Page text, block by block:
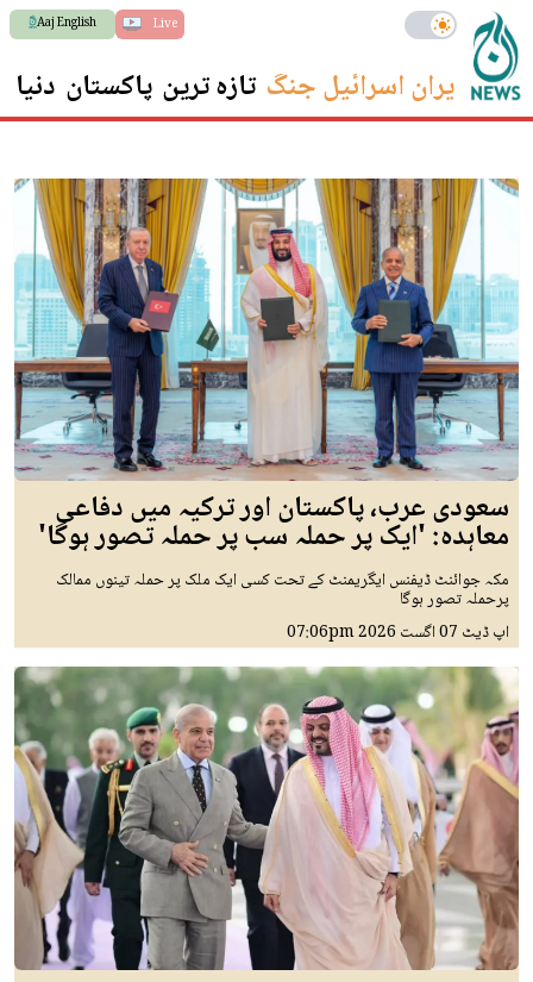
Live
Aaj English
ایران اسرائیل جنگ تازہ ترین پاکستان دنیا
سعودی عرب، پاکستان اور ترکیہ میں دفاعی
معاہدہ: 'ایک پر حملہ سب پر حملہ تصور ہوگا'
مکہ جوائنٹ ڈیفنس ایگریمنٹ کے تحت کسی ایک ملک پر حملہ تینوں ممالک
پرحملہ تصور ہوگا
اپ ڈیٹ 07 اگست 2026 07:06pm